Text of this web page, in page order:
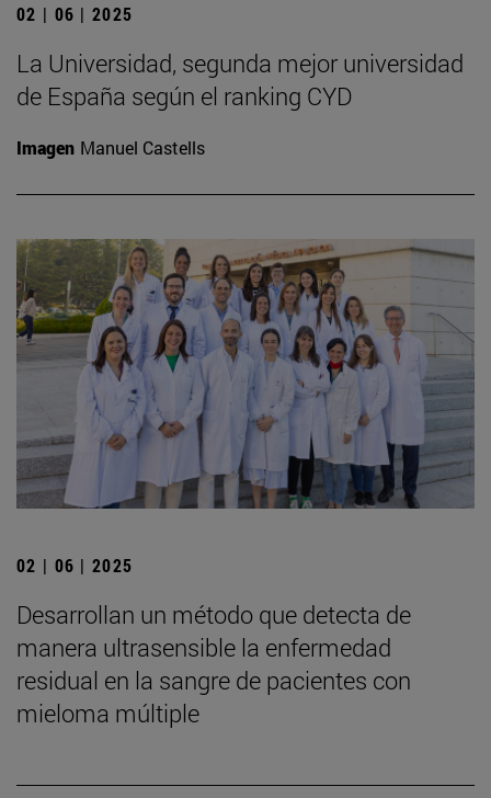
02 | 06 | 2025
La Universidad, segunda mejor universidad
de España según el ranking CYD
Imagen Manuel Castells
02 | 06 | 2025
Desarrollan un método que detecta de
manera ultrasensible la enfermedad
residual en la sangre de pacientes con
mieloma múltiple